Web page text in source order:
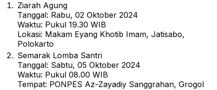
Ziarah Agung
Tanggal: Rabu, 02 Oktober 2024
Waktu: Pukul 19.30 WIB
Lokasi: Makam Eyang Khotib Imam, Jatisabo,
Polokarto
Semarak Lomba Santri
Tanggal: Sabtu, 05 Oktober 2024
Waktu: Pukul 08.00 WIB
Tempat: PONPES Az-Zayadiy Sanggrahan, Grogol